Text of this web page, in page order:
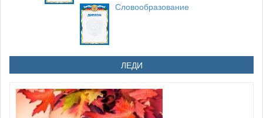
Словообразование
ЛЕДИ